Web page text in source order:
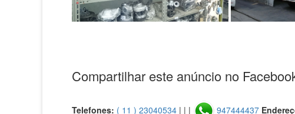
Compartilhar este anúncio no
Telefones: ( 11 ) 23040534 | | | 947444437